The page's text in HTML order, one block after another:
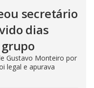
secretário
dias
Gustavo Monteiro por
legal e apurava